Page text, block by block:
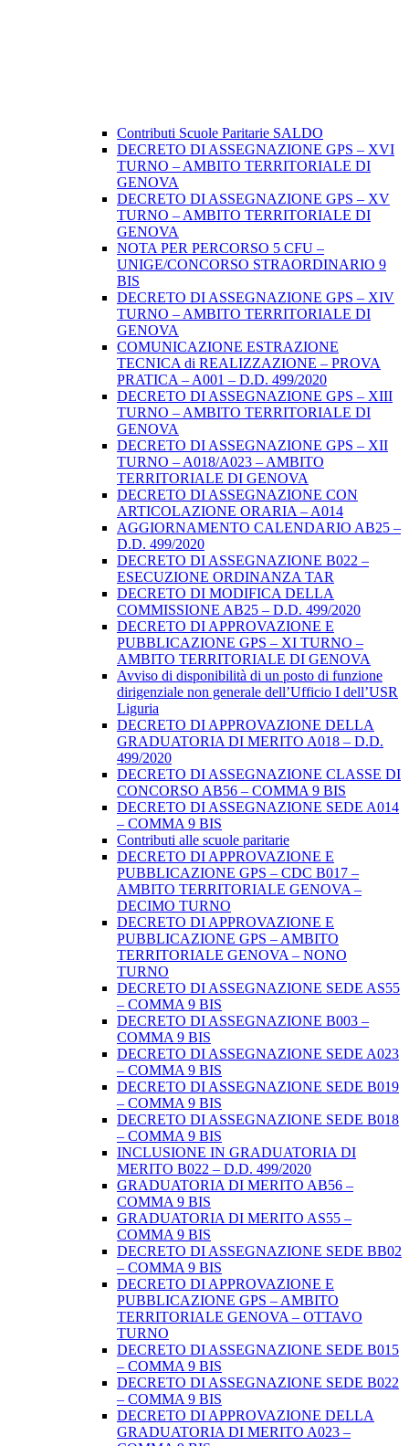
Contributi Scuole Paritarie SALDO
DECRETO DI ASSEGNAZIONE GPS – XVI
TURNO – AMBITO TERRITORIALE DI
GENOVA
DECRETO DI ASSEGNAZIONE GPS – XV
TURNO – AMBITO TERRITORIALE DI
GENOVA
NOTA PER PERCORSO 5 CFU –
UNIGE/CONCORSO STRAORDINARIO 9
BIS
DECRETO DI ASSEGNAZIONE GPS – XIV
TURNO – AMBITO TERRITORIALE DI
GENOVA
COMUNICAZIONE ESTRAZIONE
TECNICA di REALIZZAZIONE – PROVA
PRATICA – A001 – D.D. 499/2020
DECRETO DI ASSEGNAZIONE GPS – XIII
TURNO – AMBITO TERRITORIALE DI
GENOVA
DECRETO DI ASSEGNAZIONE GPS – XII
TURNO – A018/A023 – AMBITO
TERRITORIALE DI GENOVA
DECRETO DI ASSEGNAZIONE CON
ARTICOLAZIONE ORARIA – A014
AGGIORNAMENTO CALENDARIO AB25 –
D.D. 499/2020
DECRETO DI ASSEGNAZIONE B022 –
ESECUZIONE ORDINANZA TAR
DECRETO DI MODIFICA DELLA
COMMISSIONE AB25 – D.D. 499/2020
DECRETO DI APPROVAZIONE E
PUBBLICAZIONE GPS – XI TURNO –
AMBITO TERRITORIALE DI GENOVA
Avviso di disponibilità di un posto di funzione
dirigenziale non generale dell’Ufficio I dell’USR
Liguria
DECRETO DI APPROVAZIONE DELLA
GRADUATORIA DI MERITO A018 – D.D.
499/2020
DECRETO DI ASSEGNAZIONE CLASSE DI
CONCORSO AB56 – COMMA 9 BIS
DECRETO DI ASSEGNAZIONE SEDE A014
– COMMA 9 BIS
Contributi alle scuole paritarie
DECRETO DI APPROVAZIONE E
PUBBLICAZIONE GPS – CDC B017 –
AMBITO TERRITORIALE GENOVA –
DECIMO TURNO
DECRETO DI APPROVAZIONE E
PUBBLICAZIONE GPS – AMBITO
TERRITORIALE GENOVA – NONO
TURNO
DECRETO DI ASSEGNAZIONE SEDE AS55
– COMMA 9 BIS
DECRETO DI ASSEGNAZIONE B003 –
COMMA 9 BIS
DECRETO DI ASSEGNAZIONE SEDE A023
– COMMA 9 BIS
DECRETO DI ASSEGNAZIONE SEDE B019
– COMMA 9 BIS
DECRETO DI ASSEGNAZIONE SEDE B018
– COMMA 9 BIS
INCLUSIONE IN GRADUATORIA DI
MERITO B022 – D.D. 499/2020
GRADUATORIA DI MERITO AB56 –
COMMA 9 BIS
GRADUATORIA DI MERITO AS55 –
COMMA 9 BIS
DECRETO DI ASSEGNAZIONE SEDE BB02
– COMMA 9 BIS
DECRETO DI APPROVAZIONE E
PUBBLICAZIONE GPS – AMBITO
TERRITORIALE GENOVA – OTTAVO
TURNO
DECRETO DI ASSEGNAZIONE SEDE B015
– COMMA 9 BIS
DECRETO DI ASSEGNAZIONE SEDE B022
– COMMA 9 BIS
DECRETO DI APPROVAZIONE DELLA
GRADUATORIA DI MERITO A023 –